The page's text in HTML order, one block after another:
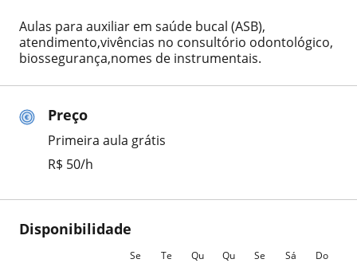
Preço
Primeira aula grátis
R$ 50/h
Disponibilidade
Se Te Qu Qu Se Sá Do
Aulas para auxiliar em saúde bucal (ASB),
atendimento,vivências no consultório odontológico,
biossegurança,nomes de instrumentais.